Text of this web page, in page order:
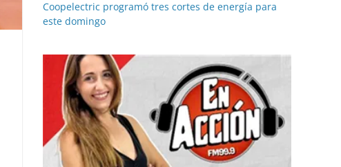
Coopelectric programó tres cortes de energía para
este domingo